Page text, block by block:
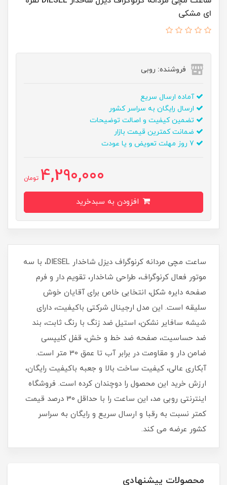
ای مشکی
فروشنده: روبی
آماده ارسال سریع
ارسال رایگان به سراسر کشور
تضمین کیفیت و اصالت توضیحات
ضمانت کمترین قیمت بازار
4,290,000 تومان
ساعت مچی مردانه کرنوگراف دیزل شاخدار DIESEL، با سه
موتور فعال کرنوگراف، طراحی شاخدار، تقویم دار و فرم
صفحه دایره شکل، انتخابی خاص برای آقایان خوش
سلیقه است. این مدل ارجینال شرکتی باکیفیت، دارای
شیشه سافایر نشکن، استیل ضد زنگ با رنگ ثابت، بند
ضد حساسیت، صفحه ضد خط و خش، قفل کلیپسی
ضامن دار و مقاومت در برابر آب تا عمق 30 متر است.
آبکاری عالی، کیفیت ساخت بالا و جعبه باکیفیت رایگان،
ارزش خرید این محصول را دوچندان کرده است. فروشگاه
اینترنتی روبی مد، این ساعت را با حداقل 30 درصد قیمت
کمتر نسبت به رقبا و ارسال سریع و رایگان به سراسر
کشور عرضه می کند.
محصولات پیشنهادی